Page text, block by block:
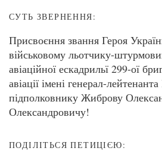
СУТЬ ЗВЕРНЕННЯ:
Присвоєння звання Героя
військовому льотчику-
авіаційної ескадрильї 299-ої
авіації імені генерал-
підполковнику Жиброву
Олександровичу!
ПОДІЛІТЬСЯ ПЕТИЦІЄЮ: